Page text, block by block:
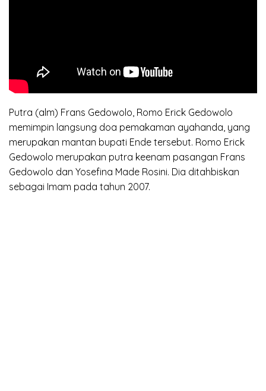
Putra (alm) Frans Gedowolo, Romo Erick Gedowolo
memimpin langsung doa pemakaman ayahanda, yang
merupakan mantan bupati Ende tersebut. Romo Erick
Gedowolo merupakan putra keenam pasangan Frans
Gedowolo dan Yosefina Made Rosini. Dia ditahbiskan
sebagai Imam pada tahun 2007.